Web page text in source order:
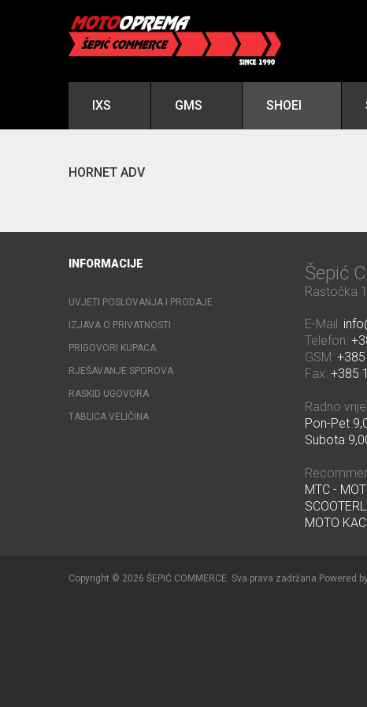
IXS GMS SHOEI
HORNET ADV
INFORMACIJE
UVJETI POSLOVANJA I PRODAJE
IZJAVA O PRIVATNOSTI
PRIGOVORI KUPACA
RJEŠAVANJE SPOROVA
RASKID UGOVORA
TABLICA VELIČINA
Šepić
Rastočka
E-Mail:
Telefon:
GSM:
Fax: +385
Radno
Pon-Pet
Subota
MTC -
MOTO
Copyright © 2026 ŠEPIĆ COMMERCE. Sva prava zadržana. Powered